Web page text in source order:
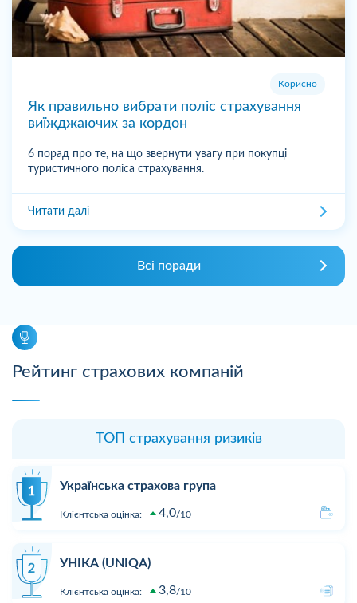
Корисно
Як правильно вибрати поліс страхування
виїжджаючих за кордон
6 порад про те, на що звернути увагу при покупці
туристичного поліса страхування.
Читати далі
Всі поради
Рейтинг страхових компаній
ТОП страхування ризиків
Українська страхова група
Клієнтська оцінка: 4,0 10
УНІКА (UNIQA)
Клієнтська оцінка: 3,8 10